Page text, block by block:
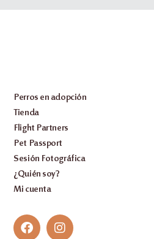
Perros en adopción
Tienda
Flight Partners
Pet Passport
Sesión Fotográfica
¿Quién soy?
Mi cuenta